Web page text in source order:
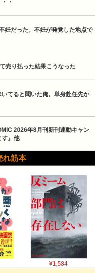
・
妊だった。不妊が発覚した地点で
売り払った結果こうなった
てると聞いた俺。単身赴任先か
2026年8月刊新刊連動キャン
す』他
れ筋本
¥1,584